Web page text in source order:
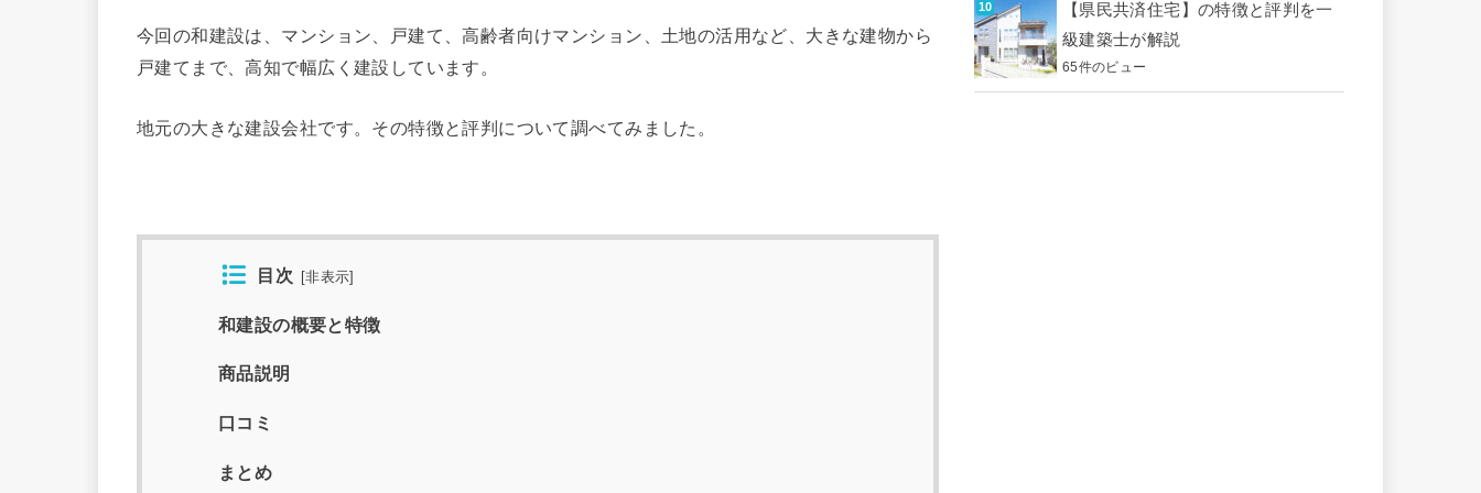
今回の和建設は、マンション、戸建て、高齢者向けマンション、土地の活用など、大きな建物から
戸建てまで、高知で幅広く建設しています。
地元の大きな建設会社です。その特徴と評判について調べてみました。
目次 [非表示
和建設の概要と特徴
商品説明
口コミ
まとめ
【県民共済住宅】の特徴と評判を一
級建築士が解説
65件のビュー